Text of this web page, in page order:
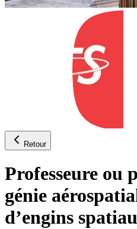
Retour
Professeure ou
génie
d’engins